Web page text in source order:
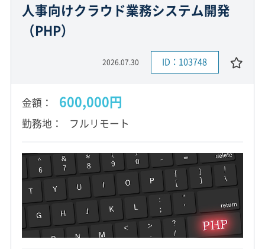
人事向けクラウド業務システム開発
（PHP）
2026.07.30 ID：103748
金額 600,000円
勤務地 フルリモート